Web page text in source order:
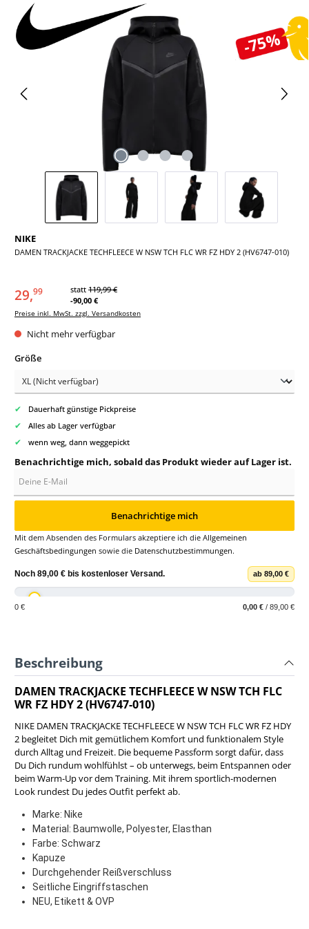
-75%
Bildergalerie überspringen
NIKE
DAMEN TRACKJACKE TECHFLEECE W NSW TCH FLC WR FZ HDY 2 (HV6747-010)
29,99 statt 119,99 €
-90,00 €
Preise inkl. MwSt. zzgl. Versandkosten
Nicht mehr verfügbar
Größeauswählen
✔ Dauerhaft günstige Pickpreise
✔ Alles ab Lager verfügbar
✔ wenn weg, dann weggepickt
Benachrichtige mich, sobald das Produkt wieder auf Lager ist.
Benachrichtige mich
Mit dem Absenden des Formulars akzeptiere ich die Allgemeinen
Geschäftsbedingungen sowie die Datenschutzbestimmungen.
Noch 89,00 € bis kostenloser Versand. ab 89,00 €
0 € 0,00 € / 89,00 €
Beschreibung
DAMEN TRACKJACKE TECHFLEECE W NSW TCH FLC
WR FZ HDY 2 (HV6747-010)
NIKE DAMEN TRACKJACKE TECHFLEECE W NSW TCH FLC WR FZ HDY
2 begleitet Dich mit gemütlichem Komfort und funktionalem Style
durch Alltag und Freizeit. Die bequeme Passform sorgt dafür, dass
Du Dich rundum wohlfühlst – ob unterwegs, beim Entspannen oder
beim Warm-Up vor dem Training. Mit ihrem sportlich-modernen
Look rundest Du jedes Outfit perfekt ab.
Marke: Nike
Material: Baumwolle, Polyester, Elasthan
Farbe: Schwarz
Kapuze
Durchgehender Reißverschluss
Seitliche Eingriffstaschen
NEU, Etikett & OVP